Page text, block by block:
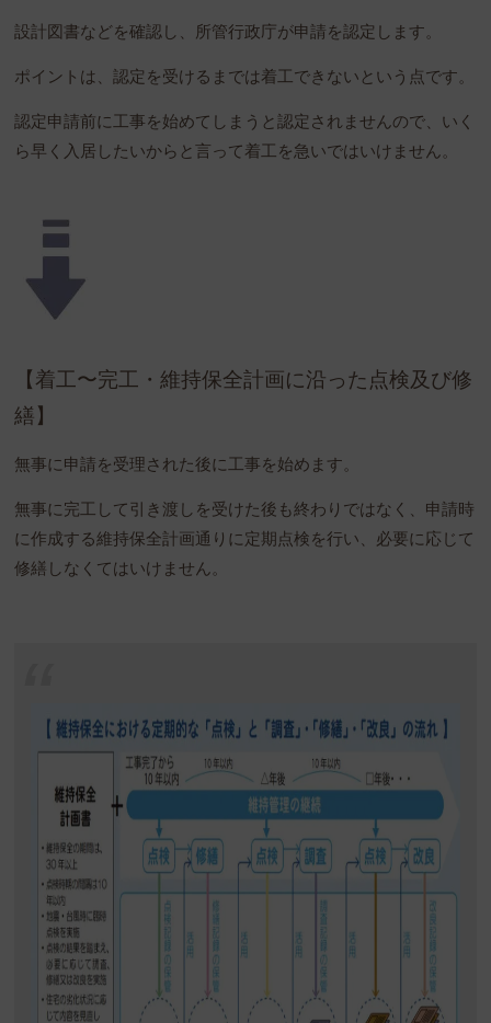
設計図書などを確認し、所管行政庁が申請を認定します。
ポイントは、認定を受けるまでは着工できないという点です。
認定申請前に工事を始めてしまうと認定されませんので、いく
ら早く入居したいからと言って着工を急いではいけません。
【着工〜完工・維持保全計画に沿った点検及び修
繕】
無事に申請を受理された後に工事を始めます。
無事に完工して引き渡しを受けた後も終わりではなく、申請時
に作成する維持保全計画通りに定期点検を行い、必要に応じて
修繕しなくてはいけません。